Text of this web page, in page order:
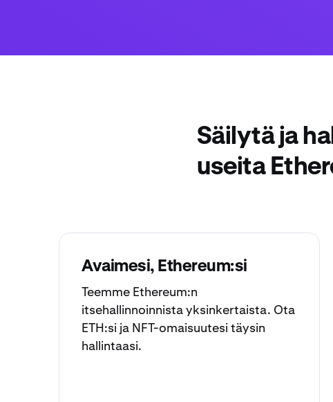
Säilytä ja
useita
Avaimesi, Ethereum:si
Teemme Ethereum:n
itsehallinnoinnistayksinkertaista. Ota
ETH:si ja NFT-omaisuutesi täysin
hallintaasi.